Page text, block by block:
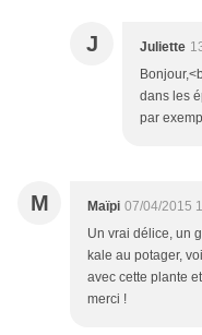
J Juliette
dans les
par
M Maïpi 07/04/2015
Un vrai délice, un
kale au potager,
avec cette plante
merci !